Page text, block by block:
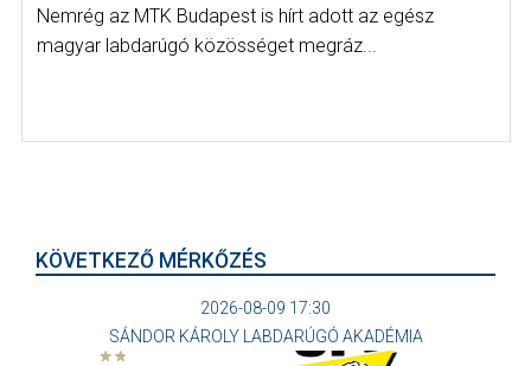
Nemrég az MTK Budapest is hírt adott az egész
magyar labdarúgó közösséget megráz...
KÖVETKEZŐ MÉRKŐZÉS
2026-08-09 17:30
SÁNDOR KÁROLY LABDARÚGÓ AKADÉMIA